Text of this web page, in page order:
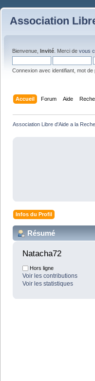
Association
Bienvenue, Invité . Merci de vous
Connexion avec identifiant, mot
Accueil Forum Aide
Association Libre d'Aide a la
Infos du Profil
Résumé
Natacha72
Hors ligne
Voir les contributions
Voir les statistiques